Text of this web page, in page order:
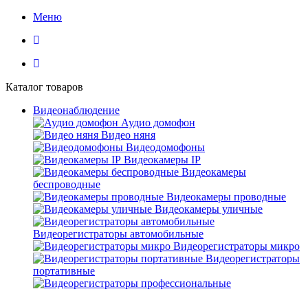
Меню
Каталог товаров
Видеонаблюдение
Аудио домофон
Видео няня
Видеодомофоны
Видеокамеры IP
Видеокамеры
беспроводные
Видеокамеры проводные
Видеокамеры уличные
Видеорегистраторы автомобильные
Видеорегистраторы микро
Видеорегистраторы
портативные